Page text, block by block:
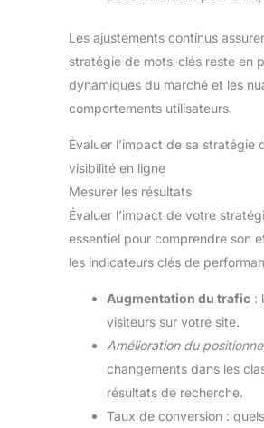
Les ajustements continus
stratégie de mots-clés reste en
dynamiques du marché et les
comportements utilisateurs.
Évaluer l’impact de sa stratégie
visibilité en ligne
Mesurer les résultats
Évaluer l’impact de votre
essentiel pour comprendre son
les indicateurs clés de
Augmentation du trafic :
visiteurs sur votre site.
Amélioration du
changements dans les
résultats de recherche.
Taux de conversion :